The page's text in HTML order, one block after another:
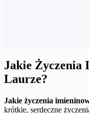
Jakie Życzenia
Laurze?
Jakie życzenia
krótkie, serdeczne